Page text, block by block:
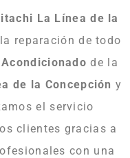
La Línea de la
reparación de todo
de la
de la Concepción y
el servicio
clientes gracias a
con una